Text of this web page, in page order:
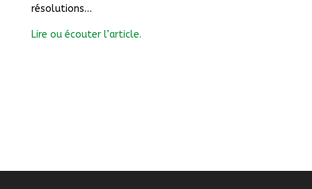
résolutions…
Lire ou écouter l’article.